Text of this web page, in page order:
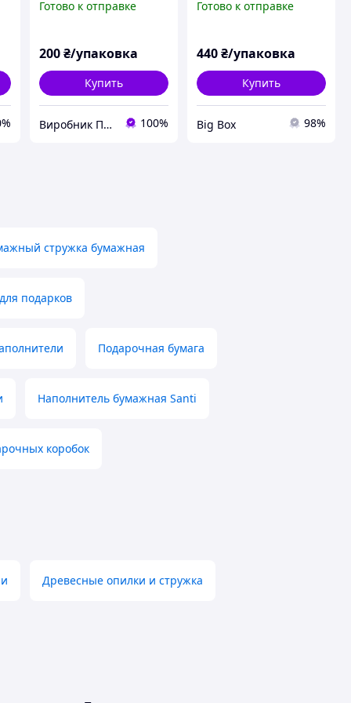
бумажный
Готово к отправке
200 ₴/упаковка
Купить
Виробник Паперової Стружки 100%
наполнитель для
Готово к отправке
440₴/упаковка
Купить
Big Box 98%
стружка бумажная
подарков
Подарочная бумага
Наполнитель бумажная Santi
коробок
Древесные опилки и стружка